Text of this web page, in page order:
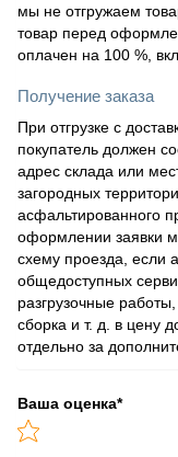
мы не отгружаем
товар перед
оплачен на 100 %,
Получение заказа
При отгрузке с
покупатель должен
адрес склада или
загородных
асфальтированного
оформлении заявки
схему проезда, если
общедоступных
разгрузочные
сборка и т. д. в цену
отдельно за
Ваша оценка*